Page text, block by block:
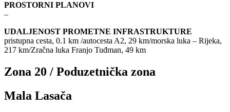
PROSTORNI PLANOVI
–
UDALJENOST PROMETNE INFRASTRUKTURE
pristupna cesta, 0.1 km /autocesta A2, 29 km/morska luka – Rijeka,
217 km/Zračna luka Franjo Tuđman, 49 km
Zona 20 / Poduzetnička zona
Mala Lasača